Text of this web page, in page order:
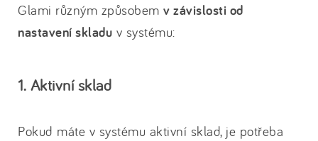
Glami různým způsobem v závislosti od
nastavení skladu v systému:
1. Aktivní sklad
Pokud máte v systému aktivní sklad, je potřeba